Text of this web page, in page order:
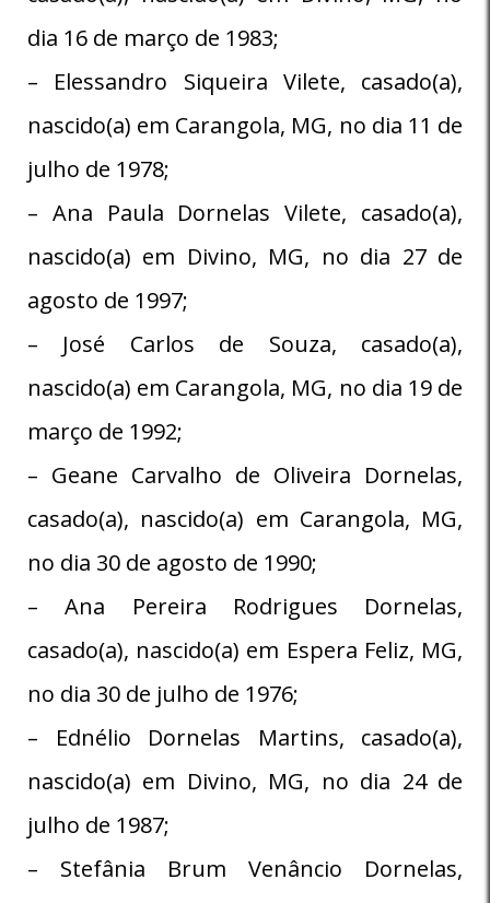
dia 16 de março de 1983;
– Elessandro Siqueira Vilete, casado(a),
nascido(a) em Carangola, MG, no dia 11 de
julho de 1978;
– Ana Paula Dornelas Vilete, casado(a),
nascido(a) em Divino, MG, no dia 27 de
agosto de 1997;
– José Carlos de Souza, casado(a),
nascido(a) em Carangola, MG, no dia 19 de
março de 1992;
– Geane Carvalho de Oliveira Dornelas,
casado(a), nascido(a) em Carangola, MG,
no dia 30 de agosto de 1990;
– Ana Pereira Rodrigues Dornelas,
casado(a), nascido(a) em Espera Feliz, MG,
no dia 30 de julho de 1976;
– Ednélio Dornelas Martins, casado(a),
nascido(a) em Divino, MG, no dia 24 de
julho de 1987;
– Stefânia Brum Venâncio Dornelas,